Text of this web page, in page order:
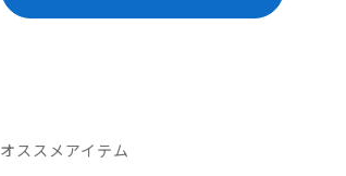
オススメアイテム